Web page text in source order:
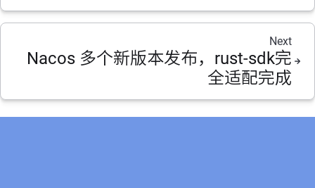
Next
Nacos 多个新版本发布，rust-sdk完
全适配完成